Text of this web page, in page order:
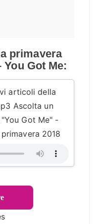
primavera
Got Me:
articoli della
Ascolta un
Got Me" -
2018